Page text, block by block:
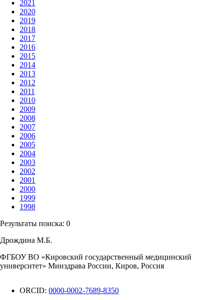
2021
2020
2019
2018
2017
2016
2015
2014
2013
2012
2011
2010
2009
2008
2007
2006
2005
2004
2003
2002
2001
2000
1999
1998
Результаты поиска: 0
Дрождина М.Б.
ФГБОУ ВО «Кировский государственный медицинский
университет» Минздрава России, Киров, Россия
ORCID: 0000-0002-7689-8350